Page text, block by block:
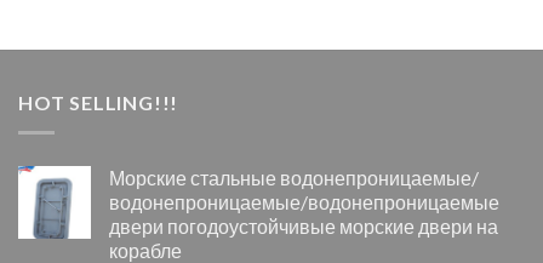
HOT SELLING!!!
Морские стальные водонепроницаемые/
водонепроницаемые/водонепроницаемые
двери погодоустойчивые морские двери на
корабле